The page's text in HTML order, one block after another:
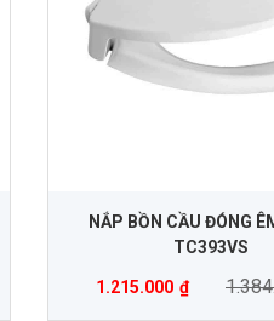
NẮP BỒN CẦU ĐÓNG
TC393VS
1.215.000 ₫